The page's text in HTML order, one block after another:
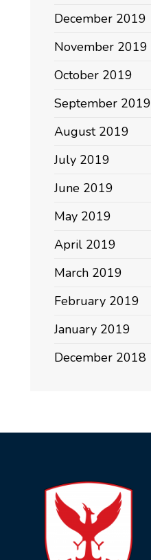
December 2019
November 2019
October 2019
September 2019
August 2019
July 2019
June 2019
May 2019
April 2019
March 2019
February 2019
January 2019
December 2018